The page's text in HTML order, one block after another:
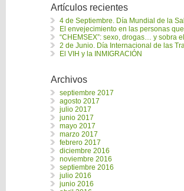
a
r
Artículos recientes
4 de Septiembre. Día Mundial de la
El envejecimiento en las personas
“CHEMSEX”: sexo, drogas… y sobra el
2 de Junio. Día Internacional de las
El VIH y la INMIGRACIÓN
Archivos
septiembre 2017
agosto 2017
julio 2017
junio 2017
mayo 2017
marzo 2017
febrero 2017
diciembre 2016
noviembre 2016
septiembre 2016
julio 2016
junio 2016